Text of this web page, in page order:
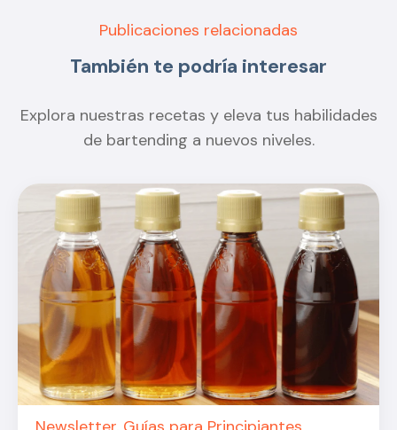
Publicaciones relacionadas
También te podría interesar
Explora nuestras recetas y eleva tus habilidades
de bartending a nuevos niveles.